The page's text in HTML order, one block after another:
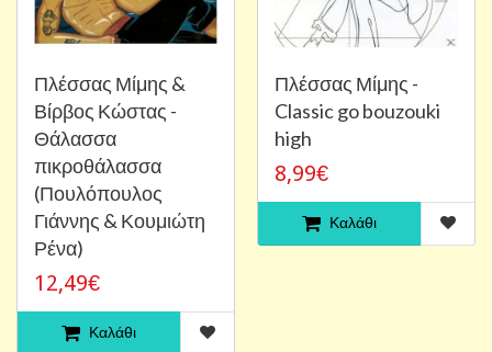
Πλέσσας Μίμης &
Βίρβος Κώστας -
Θάλασσα
πικροθάλασσα
(Πουλόπουλος
Γιάννης & Κουμιώτη
Ρένα)
12,49€
Καλάθι
Πλέσσας Μίμης -
Classic go bouzouki
high
8,99€
Καλάθι